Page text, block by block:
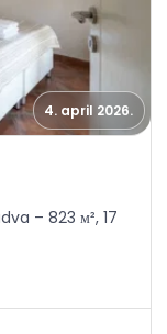
4. april 2026.
– 823 м², 17